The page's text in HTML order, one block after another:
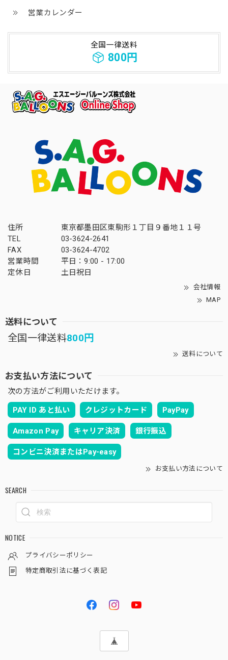
営業カレンダー
全国一律送料
800円
住所
東京都墨田区東駒形１丁目９番地１１号
TEL
03-3624-2641
FAX
03-3624-4702
営業時間
平日：9:00 - 17:00
定休日
土日祝日
会社情報
MAP
送料について
全国一律送料800円
送料について
お支払い方法について
次の方法がご利用いただけます。
PAY ID あと払い クレジットカード PayPay
Amazon Pay キャリア決済 銀行振込
コンビニ決済またはPay-easy
お支払い方法について
SEARCH
NOTICE
プライバシーポリシー
特定商取引法に基づく表記